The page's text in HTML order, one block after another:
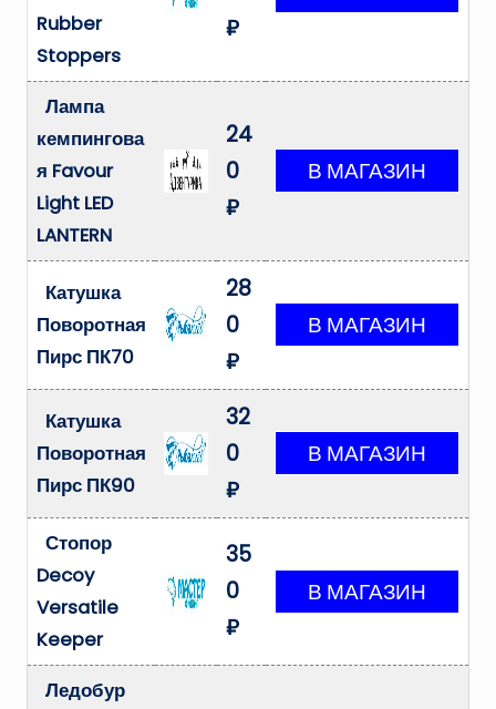
Rubber
Stoppers
₽
Лампа
кемпингова
я Favour
Light LED
LANTERN
24
0
₽
Катушка
Поворотная
Пирс ПК70
28
0
₽
Катушка
Поворотная
Пирс ПК90
32
0
₽
Стопор
Decoy
Versatile
Keeper
35
0
₽
Ледобур